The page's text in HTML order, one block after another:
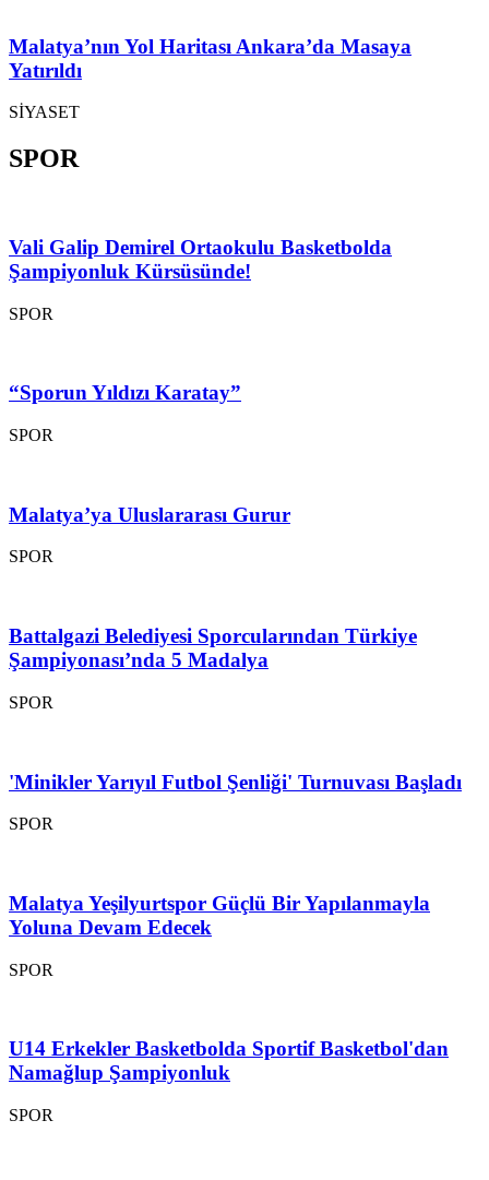
Malatya’nın Yol Haritası Ankara’da Masaya
Yatırıldı
SİYASET
SPOR
Vali Galip Demirel Ortaokulu Basketbolda
Şampiyonluk Kürsüsünde!
SPOR
“Sporun Yıldızı Karatay”
SPOR
Malatya’ya Uluslararası Gurur
SPOR
Battalgazi Belediyesi Sporcularından Türkiye
Şampiyonası’nda 5 Madalya
SPOR
'Minikler Yarıyıl Futbol Şenliği' Turnuvası Başladı
SPOR
Malatya Yeşilyurtspor Güçlü Bir Yapılanmayla
Yoluna Devam Edecek
SPOR
U14 Erkekler Basketbolda Sportif Basketbol'dan
Namağlup Şampiyonluk
SPOR